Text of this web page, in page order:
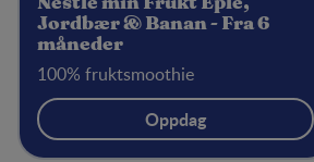
Nestlé min Frukt Eple,
Jordbær & Banan - Fra 6
måneder
100% fruktsmoothie
Oppdag